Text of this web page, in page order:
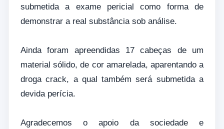
submetida a exame pericial como forma de
demonstrar a real substância sob análise.
Ainda foram apreendidas 17 cabeças de um
material sólido, de cor amarelada, aparentando a
droga crack, a qual também será submetida a
devida perícia.
Agradecemos o apoio da sociedade e